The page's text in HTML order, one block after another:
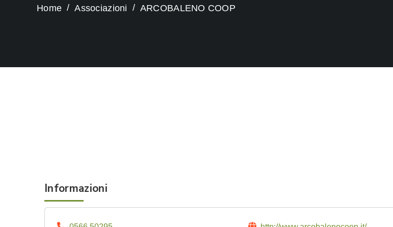
Home Associazioni ARCOBALENO COOP
Informazioni